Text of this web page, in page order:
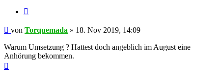
Beitrag
von Torquemada » 18. Nov 2019, 14:09
Warum Umsetzung ? Hattest doch angeblich im August eine
Anhörung bekommen.